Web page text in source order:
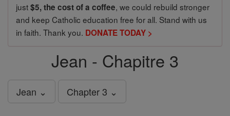
just$5, the cost of a coffee, we could rebuild stronger
and keep Catholic education free for all. Stand with us
in faith. Thank you. DONATE TODAY >
Jean - Chapitre 3
Jean ⌄ Chapter 3 ⌄